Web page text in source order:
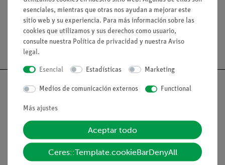
Envío gratuito a partir de 300,- €.
Aviso lega
esenciales, mientras que otras nos ayudan a mejorar este
sitio web y su experiencia. Para más información sobre las
cookies que utilizamos y sus derechos como usuario,
consulte nuestra Política de privacidad y nuestra Aviso
legal.
Esencial Estadísticas Marketing
Medios de comunicación externos Functional
Más ajustes
Aceptar todo
Ceres::Template.cookieBarDenyAll